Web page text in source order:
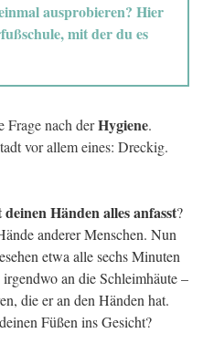
ausprobieren? Hier
mit der du es
Frage nach derHygiene.
vor allem eines: Dreckig.
Händen alles anfasst?
anderer Menschen. Nun
etwa alle sechs Minuten
an die Schleimhäute –
die er an den Händen hat.
Füßen ins Gesicht?